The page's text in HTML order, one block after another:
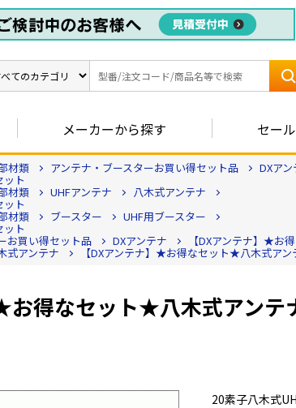
メーカーから探す セー
材類 アンテナ・ブースターお買い得セット品 DXア
ット
材類 UHFアンテナ 八木式アンテナ
ット
材類 ブースター UHF用ブースター
ット
お買い得セット品 DXアンテナ 【DXアンテナ】★お
式アンテナ 【DXアンテナ】★お得なセット★八木式ア
お得なセット★八木式アン
20素子八木式